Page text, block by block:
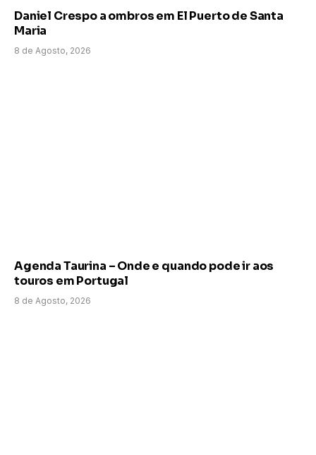
Daniel Crespo a ombros em El Puerto de Santa
Maria
8 de Agosto, 2026
Agenda Taurina – Onde e quando pode ir aos
touros em Portugal
8 de Agosto, 2026